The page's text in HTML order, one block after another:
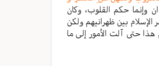
وإنما حكم القلوب، وكان
بين ظهرانيهم ولكن
حتى آلت الأمور إلى ما